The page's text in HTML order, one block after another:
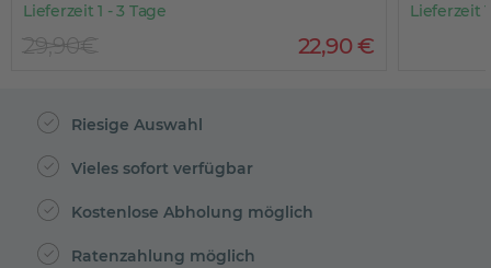
Lieferzeit 1 - 3 Tage
22,90€
29,90€
Lieferzeit
Riesige Auswahl
Vieles sofort verfügbar
Kostenlose Abholung möglich
Ratenzahlung möglich